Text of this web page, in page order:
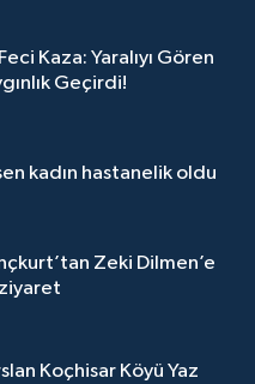
Kaza: Yaralıyı Gören
Geçirdi!
kadın hastanelik oldu
Zeki Dilmen’e
Koçhisar Köyü Yaz